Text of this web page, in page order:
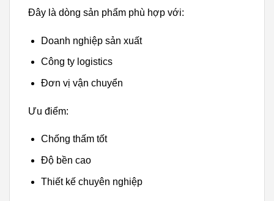
Đây là dòng sản phẩm phù hợp với:
Doanh nghiệp sản xuất
Công ty logistics
Đơn vị vận chuyển
Ưu điểm:
Chống thấm tốt
Độ bền cao
Thiết kế chuyên nghiệp